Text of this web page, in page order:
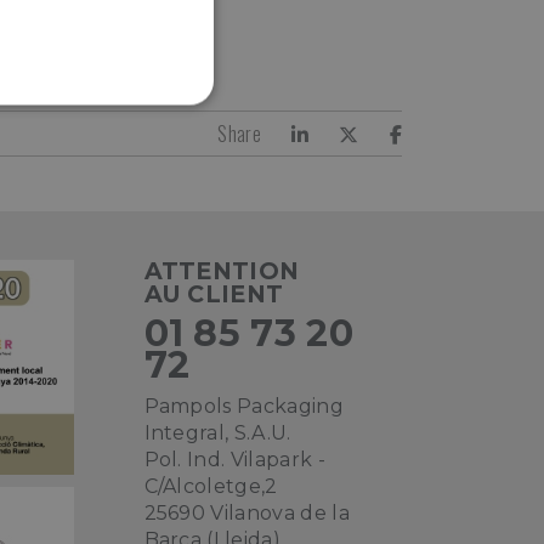
Share
ATTENTION
AU CLIENT
01 85 73 20
72
Pampols Packaging
Integral, S.A.U.
Pol. Ind. Vilapark -
C/Alcoletge,2
25690 Vilanova de la